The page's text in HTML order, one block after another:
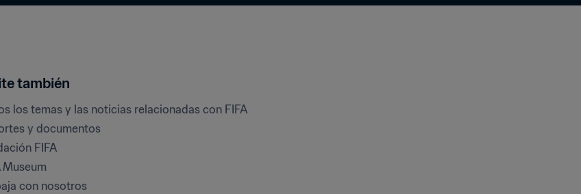
también
los temas y las noticias relacionadas con FIFA
y documentos
FIFA
Museum
con nosotros